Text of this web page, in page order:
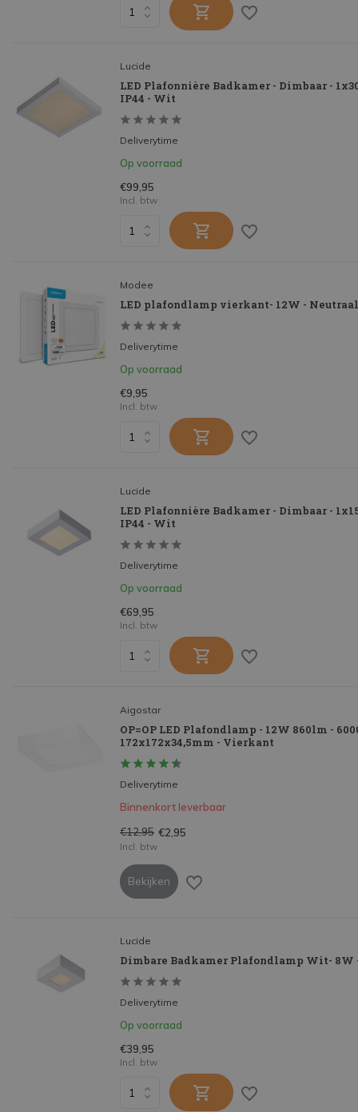
Lucide
LED Plafonnière Badkamer - Dimbaar -
IP44 - Wit
Deliverytime
Op voorraad
€99,95
Incl. btw
Modee
LED plafondlamp vierkant- 12W -
Deliverytime
Op voorraad
€9,95
Incl. btw
Lucide
LED Plafonnière Badkamer - Dimbaar -
IP44 - Wit
Deliverytime
Op voorraad
€69,95
Incl. btw
Aigostar
OP=OP LED Plafondlamp - 12W 860lm -
172x172x34,5mm - Vierkant
Deliverytime
Binnenkort leverbaar
€12,95 €2,95
Incl. btw
Bekijken
Lucide
Dimbare Badkamer Plafondlamp Wit- 8W
Deliverytime
Op voorraad
€39,95
Incl. btw